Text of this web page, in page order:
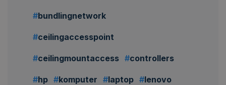
bundlingnetwork
ceilingaccesspoint
ceilingmountaccess controllers
hp komputer laptop lenovo